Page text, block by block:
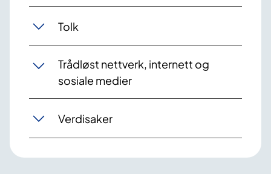
Tolk
Trådløst nettverk, internett og
sosiale medier
Verdisaker